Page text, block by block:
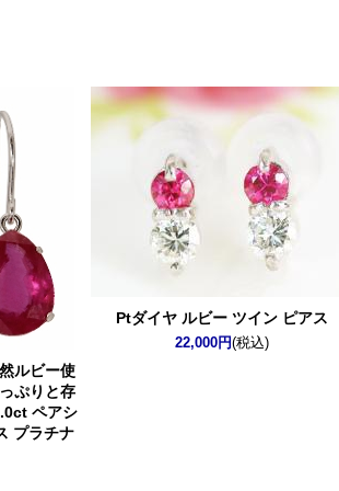
ルビー使
ぷりと存
ペアシ
プラチナ
Ptダイヤ ルビー ツイン ピアス
22,000円(税込)